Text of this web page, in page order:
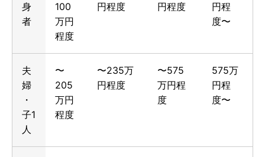
身
者
100
万円
程度
円程度
円程度
円程
度〜
夫
婦
・
子1
人
〜
205
万円
程度
〜235万
円程度
〜575
万円程
度
575万
円程
度〜